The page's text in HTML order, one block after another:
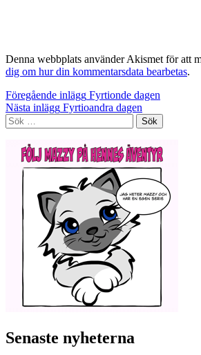
Denna webbplats använder Akismet för att
dig om hur din kommentarsdata bearbetas.
Inläggsnavigering
Föregående inlägg Fyrtionde dagen
Nästa inlägg Fyrtioandra dagen
Sök
efter:
Senaste nyheterna